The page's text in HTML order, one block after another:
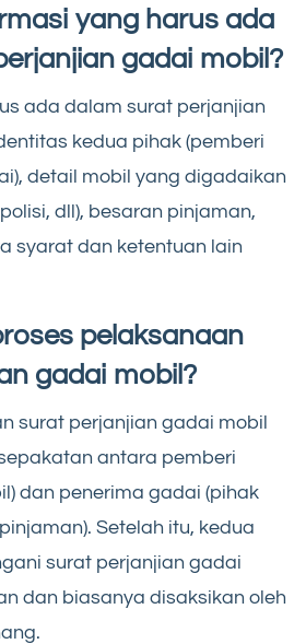
yang harus ada
gadai mobil?
ada dalam surat perjanjian
kedua pihak (pemberi
detail mobil yang digadaikan
dll), besaran pinjaman,
syarat dan ketentuan lain
pelaksanaan
gadai mobil?
surat perjanjian gadai mobil
antara pemberi
dan penerima gadai (pihak
Setelah itu, kedua
surat perjanjian gadai
dan biasanya disaksikan oleh